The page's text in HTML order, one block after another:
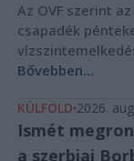
Az OVF szerint
csapadék
Bővebben...
KÜLFÖLD 2026.
Ismét
a szerbiai